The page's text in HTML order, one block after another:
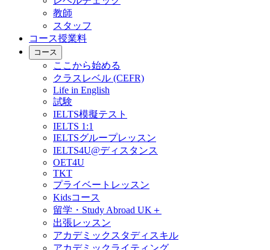
教師
スタッフ
コース授業料
コース
ここから始める
クラスレベル (CEFR)
Life in English
試験
IELTS模擬テスト
IELTS 1:1
IELTSグループレッスン
IELTS4U@ディスタンス
OET4U
TKT
プライベートレッスン
Kidsコース
留学・Study Abroad UK＋
出張レッスン
アカデミックスタディスキル
アカデミックライティング